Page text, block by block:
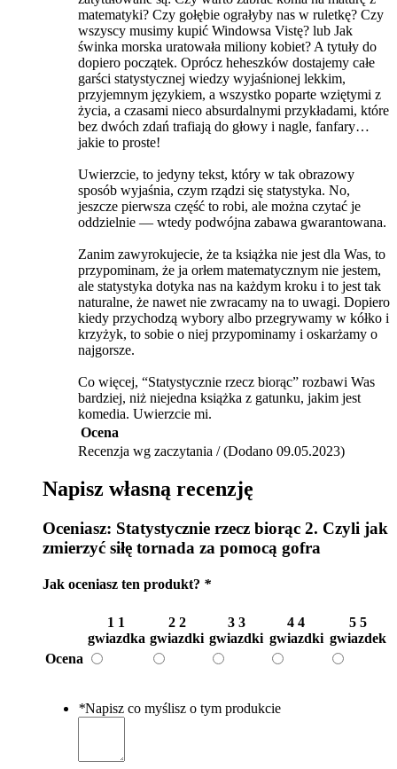
matematyki? Czy gołębie ograłyby nas w ruletkę? Czy
wszyscy musimy kupić Windowsa Vistę? lub Jak
świnka morska uratowała miliony kobiet? A tytuły do
dopiero początek. Oprócz heheszków dostajemy całe
garści statystycznej wiedzy wyjaśnionej lekkim,
przyjemnym językiem, a wszystko poparte wziętymi z
życia, a czasami nieco absurdalnymi przykładami, które
bez dwóch zdań trafiają do głowy i nagle, fanfary…
jakie to proste!
Uwierzcie, to jedyny tekst, który w tak obrazowy
sposób wyjaśnia, czym rządzi się statystyka. No,
jeszcze pierwsza część to robi, ale można czytać je
oddzielnie — wtedy podwójna zabawa gwarantowana.
Zanim zawyrokujecie, że ta książka nie jest dla Was, to
przypominam, że ja orłem matematycznym nie jestem,
ale statystyka dotyka nas na każdym kroku i to jest tak
naturalne, że nawet nie zwracamy na to uwagi. Dopiero
kiedy przychodzą wybory albo przegrywamy w kółko i
krzyżyk, to sobie o niej przypominamy i oskarżamy o
najgorsze.
Co więcej, “Statystycznie rzecz biorąc” rozbawi Was
bardziej, niż niejedna książka z gatunku, jakim jest
komedia. Uwierzcie mi.
Ocena
Recenzja wg zaczytania / (Dodano 09.05.2023)
Napisz własną recenzję
Oceniasz: Statystycznie rzecz biorąc 2. Czyli jak
zmierzyć siłę tornada za pomocą gofra
Jak oceniasz ten produkt? *
1 1
gwiazdka
2 2
gwiazdki
3 3
gwiazdki
4 4
gwiazdki
5 5
gwiazdek
Ocena
*Napisz co myślisz o tym produkcie